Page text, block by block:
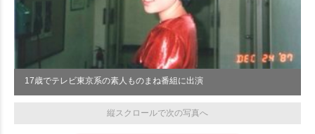
17歳でテレビ東京系の素人ものまね番組に出演
縦スクロールで次の写真へ